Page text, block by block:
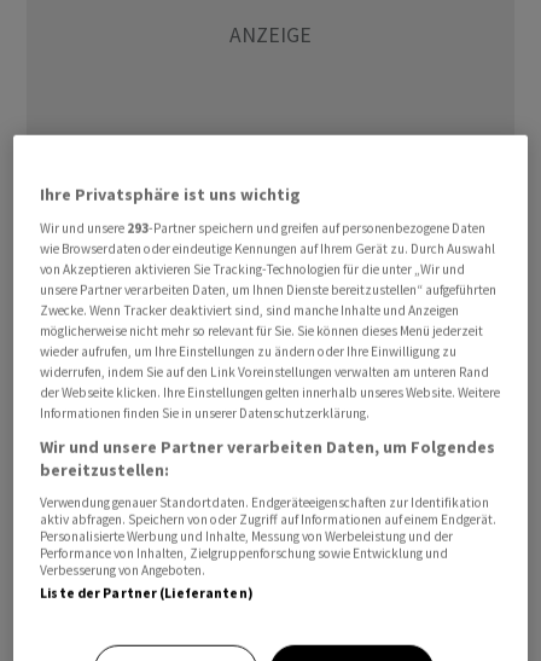
Ein Ausschuss der Europäischen Arzneimittel-Agentur
hat eine positive ‌Einschätzung ⁠zum experimentellen
Brustkrebsmedikament Camizestrant vonAstraZeneca
geäussert. ⁠Damit gelangte das EU-Beratungsgremium
zu einer anderen ‌Einschätzung als sein Pendant bei ‌der
US-Arzneimittelbehörde ​FDA: Dieses hatte sich vor drei
Wochen gegen das Arzneimittel ausgesprochen und
dabei vor allem Zweifel am ‌Design einer wichtigen
Studie geäussert.
Der britische Pharmakonzern will bis 2030 bis ​zu 20 neue
Medikamente auf ​den Markt bringen, ​um sein
US-Zulassung von Camizestrant noch in diesem Jahr ist ​
Ihre Privatsphäre ist uns wichtig
Wir und unsere 293-Partner speichern und greifen auf personenbezogene Daten
wie Browserdaten oder eindeutige Kennungen auf Ihrem Gerät zu. Durch Auswahl
von Akzeptieren aktivieren Sie Tracking-Technologien für die unter „Wir und
unsere Partner verarbeiten Daten, um Ihnen Dienste bereitzustellen“ aufgeführten
Zwecke. Wenn Tracker deaktiviert sind, sind manche Inhalte und Anzeigen
möglicherweise nicht mehr so relevant für Sie. Sie können dieses Menü jederzeit
wieder aufrufen, um Ihre Einstellungen zu ändern oder Ihre Einwilligung zu
widerrufen, indem Sie auf den Link Voreinstellungen verwalten am unteren Rand
der Webseite klicken. Ihre Einstellungen gelten innerhalb unseres Website. Weitere
Informationen finden Sie in unserer Datenschutzerklärung.
Wir und unsere Partner verarbeiten Daten, um Folgendes
bereitzustellen:
Verwendung genauer Standortdaten. Endgeräteeigenschaften zur Identifikation
aktiv abfragen. Speichern von oder Zugriff auf Informationen auf einem Endgerät.
Personalisierte Werbung und Inhalte, Messung von Werbeleistung und der
Performance von Inhalten, Zielgruppenforschung sowie Entwicklung und
Verbesserung von Angeboten.
Liste der Partner (Lieferanten)